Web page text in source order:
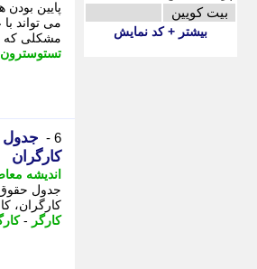
بیت کویین
بیشتر + کد نمایش
پایین
می تواند
مشکلی که
تستوسترون
6 -
کارگران
اندیشه
کارگران،
کارگر -